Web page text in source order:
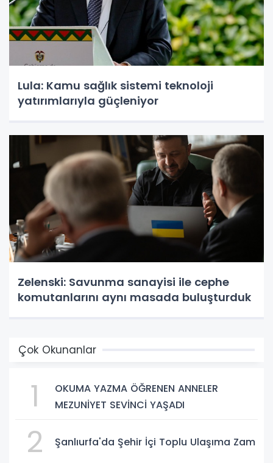
Lula: Kamu sağlık sistemi teknoloji
yatırımlarıyla güçleniyor
Zelenski: Savunma sanayisi ile cephe
komutanlarını aynı masada buluşturduk
Çok Okunanlar
1
OKUMA YAZMA ÖĞRENEN ANNELER
MEZUNİYET SEVİNCİ YAŞADI
2 Şanlıurfa'da Şehir İçi Toplu Ulaşıma Zam